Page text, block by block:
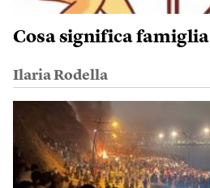
Cosa significa famiglia
Ilaria Rodella